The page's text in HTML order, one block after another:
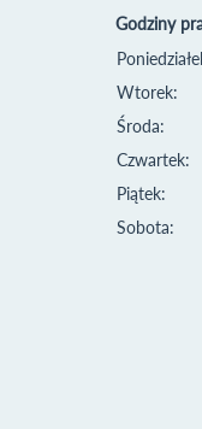
Godziny
Wtorek:
Środa:
Czwartek:
Piątek:
Sobota: